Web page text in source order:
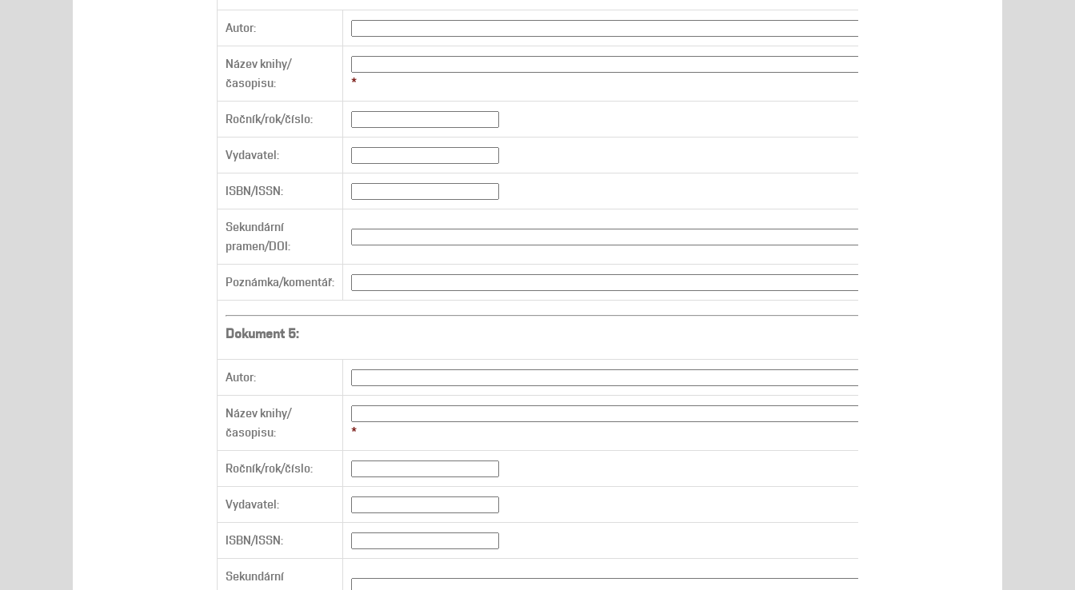
Autor:
Název knihy/
časopisu:
*
Ročník/rok/číslo:
Vydavatel:
ISBN/ISSN:
Sekundární
pramen/DOI:
Poznámka/komentář:
Dokument 5:
Autor:
Název knihy/
časopisu:
*
Ročník/rok/číslo:
Vydavatel:
ISBN/ISSN:
Sekundární